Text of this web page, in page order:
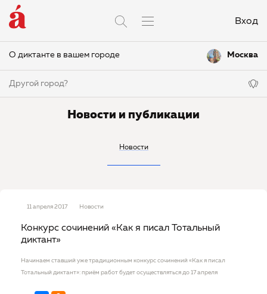
Вход
О диктанте в вашем городе Москва
Другой город?
Новости и публикации
Новости
11 апреля 2017 Новости
Конкурс сочинений «Как я писал Тотальный
диктант»
Начинаем ставший уже традиционным конкурс сочинений «Как я писал
Тотальный диктант»: приём работ будет осуществляться до 17 апреля